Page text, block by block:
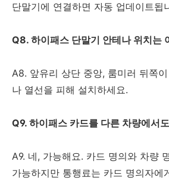
단말기에 연결하면 자동 업데이트됩
Q8. 하이패스 단말기 안테나 위치는
A8. 앞유리 상단 중앙, 룸미러 뒤쪽
나 열선을 피해 설치하세요.
Q9. 하이패스 카드를 다른 차량에서
A9. 네, 가능해요. 카드 명의와 차량
가능하지만 통행료는 카드 명의자에